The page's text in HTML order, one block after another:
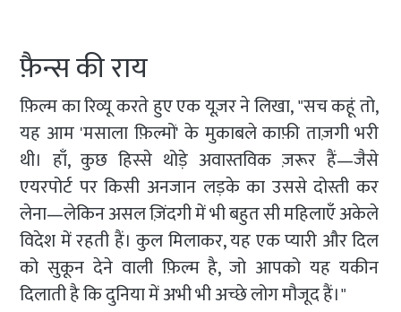
फ़ैन्स की राय
फ़िल्म का रिव्यू करते हुए एक यूज़र ने लिखा, "सच कहूं तो,
यह आम 'मसाला फ़िल्मों' के मुकाबले काफ़ी ताज़गी भरी
थी। हाँ, कुछ हिस्से थोड़े अवास्तविक ज़रूर हैं—जैसे
एयरपोर्ट पर किसी अनजान लड़के का उससे दोस्ती कर
लेना—लेकिन असल ज़िंदगी में भी बहुत सी महिलाएँ अकेले
विदेश में रहती हैं। कुल मिलाकर, यह एक प्यारी और दिल
को सुकून देने वाली फ़िल्म है, जो आपको यह यकीन
दिलाती है कि दुनिया में अभी भी अच्छे लोग मौजूद हैं।"